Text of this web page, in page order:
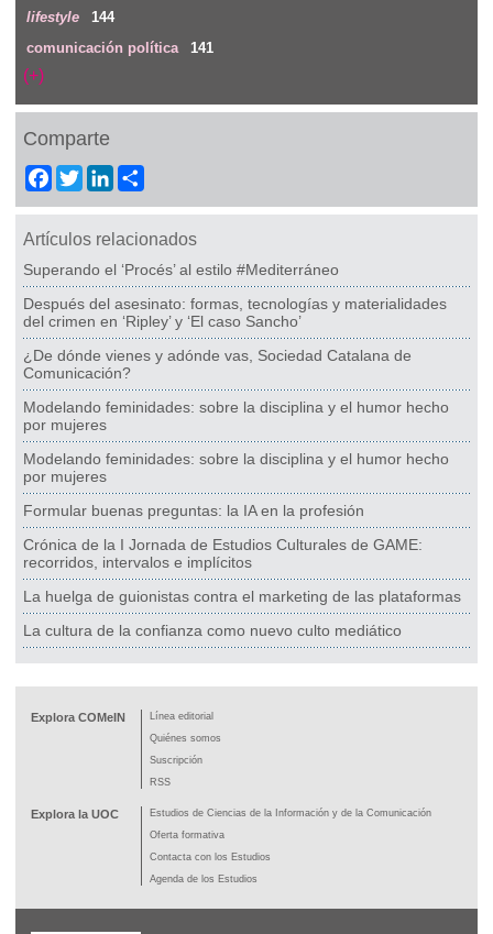
lifestyle
144
comunicación política
141
(+)
Comparte
Facebook
TwitterLinkedIn
Artículos relacionados
Superando el ‘Procés’ al estilo #Mediterráneo
Después del asesinato: formas, tecnologías y materialidades
del crimen en ‘Ripley’ y ‘El caso Sancho’
¿De dónde vienes y adónde vas, Sociedad Catalana de
Comunicación?
Modelando feminidades: sobre la disciplina y el humor hecho
por mujeres
Modelando feminidades: sobre la disciplina y el humor hecho
por mujeres
Formular buenas preguntas: la IA en la profesión
Crónica de la I Jornada de Estudios Culturales de GAME:
recorridos, intervalos e implícitos
La huelga de guionistas contra el marketing de las plataformas
La cultura de la confianza como nuevo culto mediático
Explora COMeIN
Línea editorial
Quiénes somos
Suscripción
RSS
Explora la UOC
Estudios de Ciencias de la Información y de la Comunicación
Oferta formativa
Contacta con los Estudios
Agenda de los Estudios